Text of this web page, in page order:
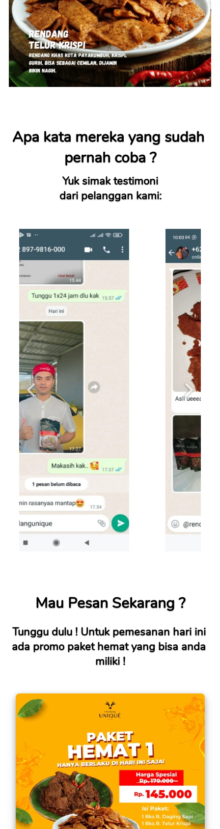
Apa kata mereka yang sudah
pernah coba ?
Yuk simak testimoni
dari pelanggan kami:
Mau Pesan Sekarang ?
Tunggu dulu ! Untuk pemesanan hari ini
ada promo paket hemat yang bisa anda
miliki !